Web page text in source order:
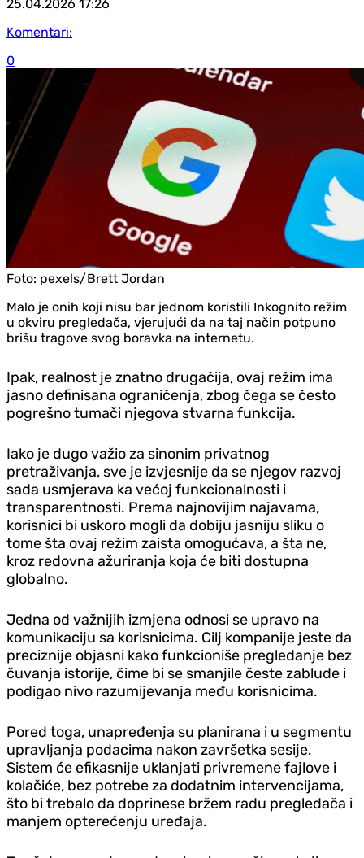
25.04.2026 17:26
Komentari:
0
Foto: pexels/Brett Jordan
Malo je onih koji nisu bar jednom koristili Inkognito režim
u okviru pregledača, vjerujući da na taj način potpuno
brišu tragove svog boravka na internetu.
Ipak, realnost je znatno drugačija, ovaj režim ima
jasno definisana ograničenja, zbog čega se često
pogrešno tumači njegova stvarna funkcija.
Iako je dugo važio za sinonim privatnog
pretraživanja, sve je izvjesnije da se njegov razvoj
sada usmjerava ka većoj funkcionalnosti i
transparentnosti. Prema najnovijim najavama,
korisnici bi uskoro mogli da dobiju jasniju sliku o
tome šta ovaj režim zaista omogućava, a šta ne,
kroz redovna ažuriranja koja će biti dostupna
globalno.
Jedna od važnijih izmjena odnosi se upravo na
komunikaciju sa korisnicima. Cilj kompanije jeste da
preciznije objasni kako funkcioniše pregledanje bez
čuvanja istorije, čime bi se smanjile česte zablude i
podigao nivo razumijevanja među korisnicima.
Pored toga, unapređenja su planirana i u segmentu
upravljanja podacima nakon završetka sesije.
Sistem će efikasnije uklanjati privremene fajlove i
kolačiće, bez potrebe za dodatnim intervencijama,
što bi trebalo da doprinese bržem radu pregledača i
manjem opterećenju uređaja.